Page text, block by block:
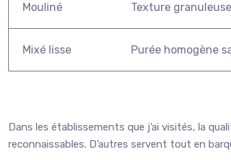
Mouliné Texture
Mixé lisse Purée homogène
Dans les établissements que j’ai visités, la
reconnaissables. D’autres servent tout en